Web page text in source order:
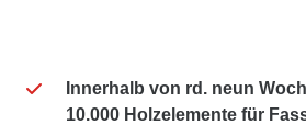
Innerhalb von rd. neun
10.000 Holzelemente für